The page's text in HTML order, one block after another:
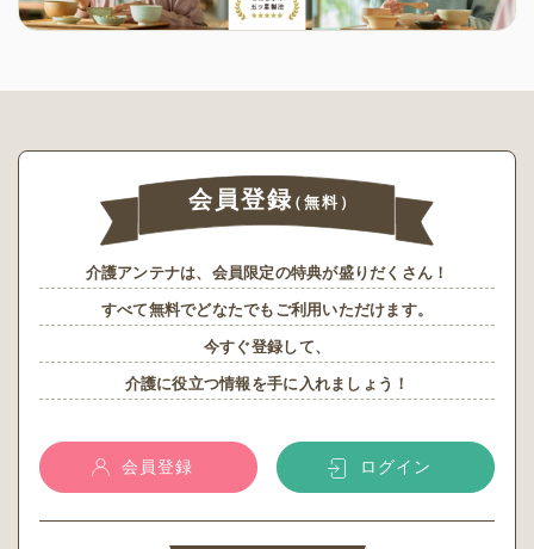
会員登録（無料）
介護アンテナは、会員限定の特典が盛りだくさん！
すべて無料でどなたでもご利用いただけます。
今すぐ登録して、
介護に役立つ情報を手に入れましょう！
会員登録 ログイン